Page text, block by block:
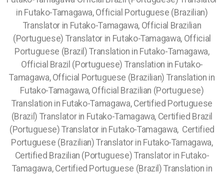
in Futako-Tamagawa, Official Portuguese (Brazilian)
Translator in Futako-Tamagawa, Official Brazilian
(Portuguese) Translator in Futako-Tamagawa, Official
Portuguese (Brazil) Translation in Futako-Tamagawa,
Official Brazil (Portuguese) Translation in Futako-
Tamagawa, Official Portuguese (Brazilian) Translation in
Futako-Tamagawa, Official Brazilian (Portuguese)
Translation in Futako-Tamagawa, Certified Portuguese
(Brazil) Translator in Futako-Tamagawa, Certified Brazil
(Portuguese) Translator in Futako-Tamagawa, Certified
Portuguese (Brazilian) Translator in Futako-Tamagawa,
Certified Brazilian (Portuguese) Translator in Futako-
Tamagawa, Certified Portuguese (Brazil) Translation in